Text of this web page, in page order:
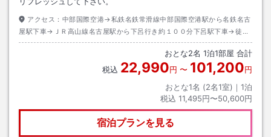
アクセス： 中部国際空港→私鉄名鉄常滑線中部国際空港駅から名鉄名古
屋駅下車→ＪＲ高山線名古屋駅から下呂行き約１００分下呂駅下車→徒歩
約１０分またはタクシー約５分
おとな2名 1泊1部屋 合計
税込 22,990円 〜 101,200円
おとな1名 (2名1室)｜ 1泊
税込 11,495円〜50,600円
宿泊プランを見る